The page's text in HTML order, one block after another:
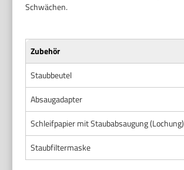
Schwächen.
Zubehör
Staubbeutel
Absaugadapter
Schleifpapier mit Staubabsaugung (Lochung)
Staubfiltermaske